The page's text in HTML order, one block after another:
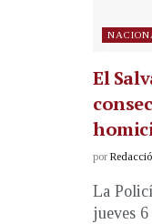
El
por
La
jueves